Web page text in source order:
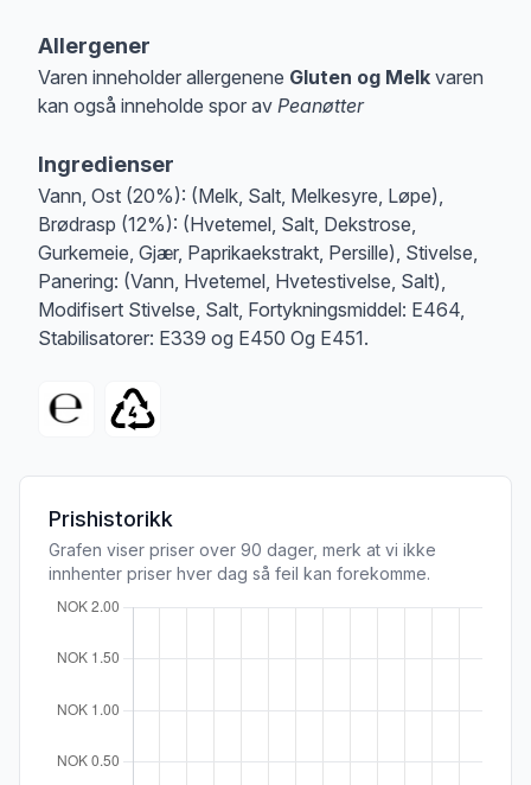
Allergener
Varen inneholder allergenene Gluten og Melk varen
kan også inneholde spor av Peanøtter
Ingredienser
Vann, Ost (20%): (Melk, Salt, Melkesyre, Løpe),
Brødrasp (12%): (Hvetemel, Salt, Dekstrose,
Gurkemeie, Gjær, Paprikaekstrakt, Persille), Stivelse,
Panering: (Vann, Hvetemel, Hvetestivelse, Salt),
Modifisert Stivelse, Salt, Fortykningsmiddel: E464,
Stabilisatorer: E339 og E450 Og E451.
Prishistorikk
Grafen viser priser over 90 dager, merk at vi ikke
innhenter priser hver dag så feil kan forekomme.